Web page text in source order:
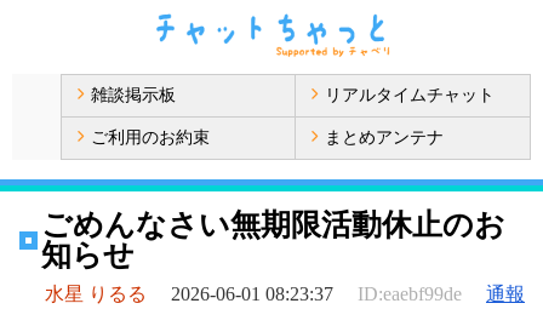
雑談掲示板 リアルタイムチャット
ご利用のお約束 まとめアンテナ
ごめんなさい無期限活動休止のお
知らせ
水星 りるる 2026-06-01 08:23:37 ID:eaebf99de 通報